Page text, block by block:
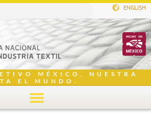
ENGLISH
MÉXICO, NUESTRA
EL MUNDO.